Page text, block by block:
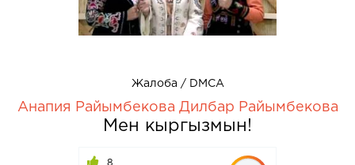
Жалоба / DMCA
Анапия Райымбекова Дилбар Райымбекова
Мен кыргызмын!
8